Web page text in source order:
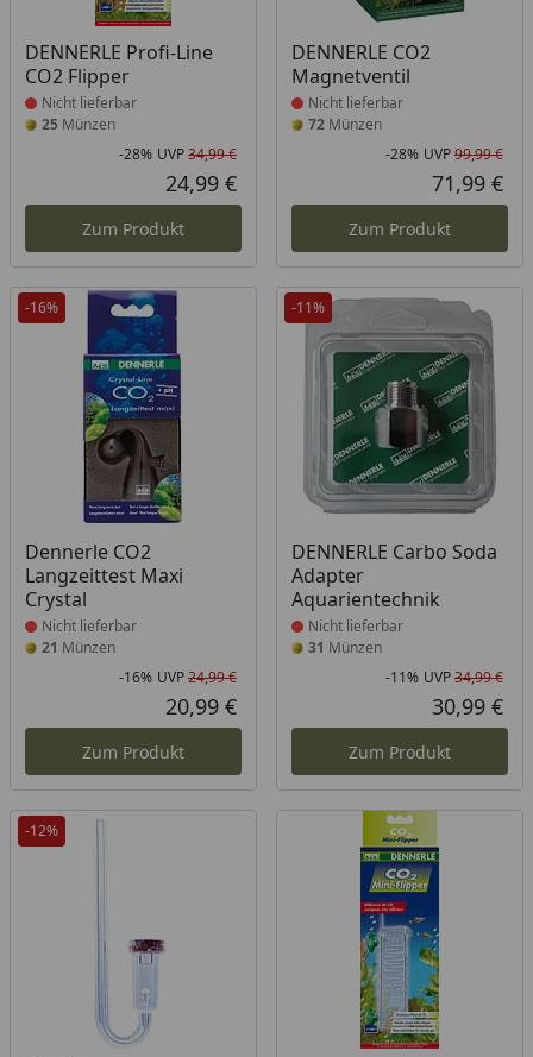
DENNERLE Profi-Line
CO2 Flipper
Produkt nicht lieferbar
Nicht lieferbar
25 Münzen
Rabatt in Prozent
-28%
Ursprünglicher Preis
UVP34,99 €
Aktueller Preis
24,99 €
Zum Produkt
DENNERLE CO2
Magnetventil
Produkt nicht lieferbar
Nicht lieferbar
72Münzen
-28% UVP99,99 €
71,99 €
Zum Produkt
-16%
Dennerle CO2
Langzeittest Maxi
Crystal
Produkt nicht lieferbar
Nicht lieferbar
21 Münzen
Rabatt in Prozent
-16%
Ursprünglicher Preis
UVP24,99 €
Aktueller Preis
20,99 €
Zum Produkt
-11%
DENNERLE Carbo Soda
Adapter
Aquarientechnik
Produkt nicht lieferbar
Nicht lieferbar
31 Münzen
-11% UVP34,99 €
30,99 €
Zum Produkt
-12%